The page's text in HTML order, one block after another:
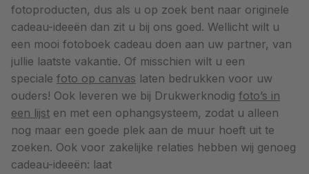
fotoproducten, dus als u op zoek bent naar originele
cadeau-ideeën dan zit u bij ons goed. Wellicht wilt u
een mooi fotoboek cadeau doen aan uw partner, van
jullie laatste vakantie. Of misschien wilt u een
speciale foto op canvas laten bedrukken voor uw
ouders! Ook leveren we bij Drukwerknodig foto’s in
een lijst en met een ophangsysteem, zodat u alleen
nog maar een goede plek aan de muur hoeft uit te
zoeken. Ook voor zakelijke relaties hebben wij genoeg
cadeau-ideeën: laat